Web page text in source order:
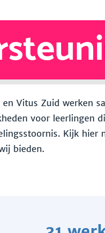
Vitus Zuid werken
voor leerlingen
Kijk hier
bieden.